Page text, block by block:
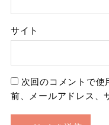
サイト
次回のコメントで使
前、メールアドレス、